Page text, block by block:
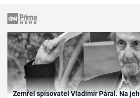
Zemřel spisovatel Vladimír Páral. Na